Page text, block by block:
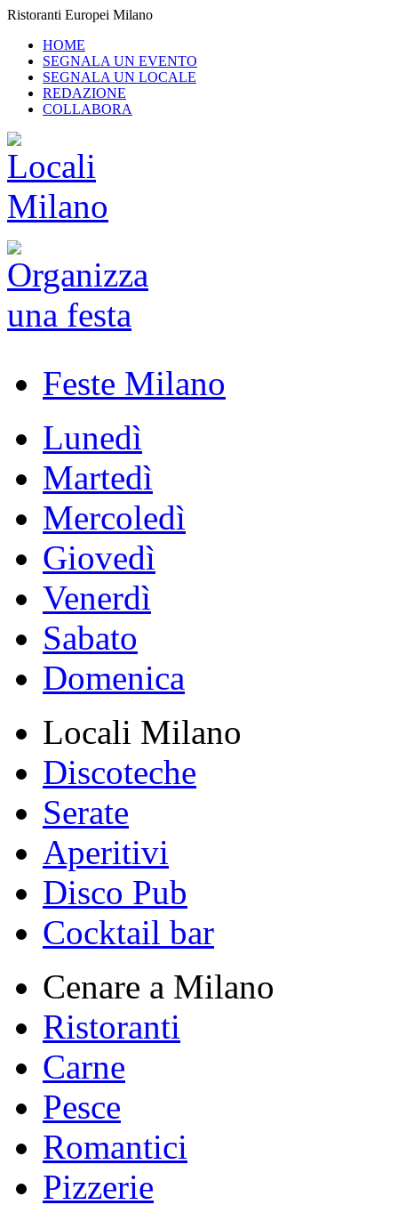
Ristoranti Europei Milano
HOME
SEGNALA UN EVENTO
SEGNALA UN LOCALE
REDAZIONE
COLLABORA
Feste Milano
Lunedì
Martedì
Mercoledì
Giovedì
Venerdì
Sabato
Domenica
Locali Milano
Discoteche
Serate
Aperitivi
Disco Pub
Cocktail bar
Cenare a Milano
Ristoranti
Carne
Pesce
Romantici
Pizzerie